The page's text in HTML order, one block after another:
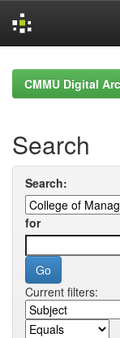
navigationCMMU Digital
Search
Search:
for
Current filters: